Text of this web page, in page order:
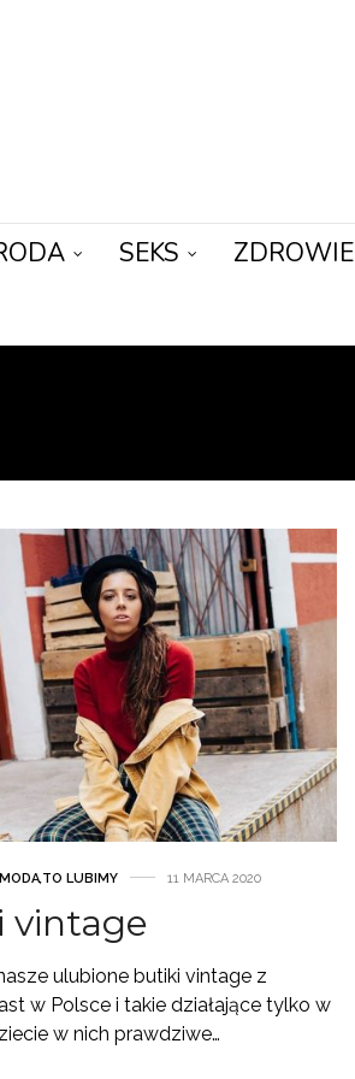
SEKS ZDROWIE
MODA,TO LUBIMY 11 MARCA 2020
vintage
ulubione butiki vintage z
w Polsce i takie działające tylko w
w nich prawdziwe…